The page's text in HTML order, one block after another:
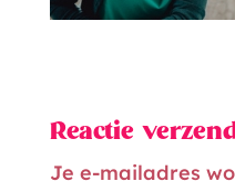
Reactie
Je e-mailadres